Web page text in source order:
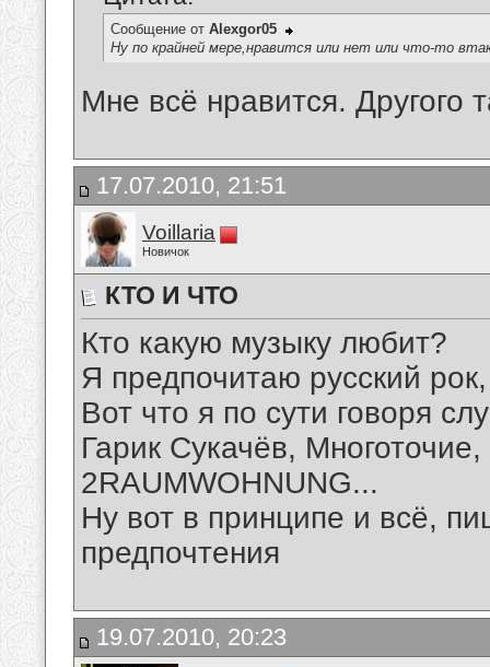
Сообщение от Alexgor05
Ну по крайней мере,нравится или нет или что-то
Мне всё нравится. Другого
17.07.2010, 21:51
Voillaria
Новичок
КТО И ЧТО
Кто какую музыку любит?
Я предпочитаю русский
Вот что я по сути говоря
Гарик Сукачёв,
2RAUMWOHNUNG...
Ну вот в принципе и всё,
предпочтения
19.07.2010, 20:23